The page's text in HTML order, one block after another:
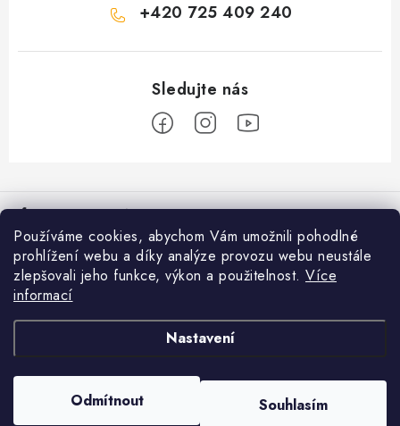
Používáme cookies, abychom Vám umožnili pohodlné
prohlížení webu a díky analýze provozu webu neustále
zlepšovali jeho funkce, výkon a použitelnost. Více
informací
Nastavení
Odmítnout Souhlasím
+420 725 409 240
á
p Informace pro vás
Věrnostní program
Doprava a platba
Prodejna Moravské Budějovice
Obchodní podmínky
GDPR
Reklamace
Facebook
Přijímáme online platby
Nákupní košík
Copyright 2026Rybářovo nebe . Všechna práva vyhrazena.